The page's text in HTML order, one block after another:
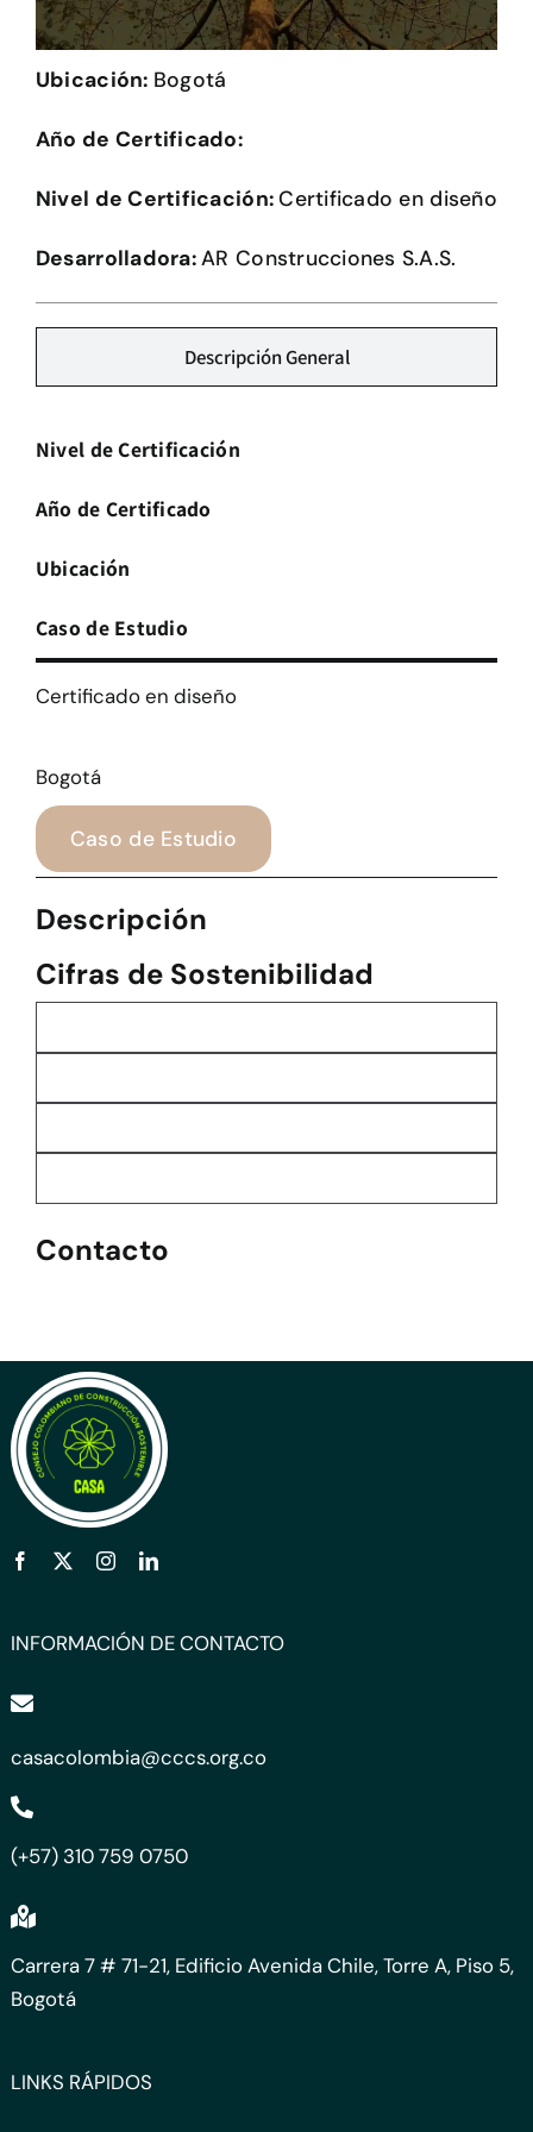
Herramientas
Credenciales
Ubicación: Bogotá
Año de Certificado:
Nivel de Certificación:Certificado en diseño
Desarrolladora:AR Construcciones S.A.S.
Descripción General
Nivel de Certificación
Año de Certificado
Ubicación
Caso de Estudio
Certificado en diseño
Bogotá
Caso de Estudio
Descripción
Cifras de Sostenibilidad
Contacto
INFORMACIÓN DE CONTACTO
casacolombia@cccs.org.co
(+57) 310 759 0750
Carrera 7 # 71-21, Edificio Avenida Chile, Torre A, Piso 5,
Bogotá
LINKS RÁPIDOS